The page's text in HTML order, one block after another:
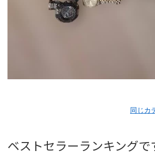
同じカ
ベストセラーランキングで